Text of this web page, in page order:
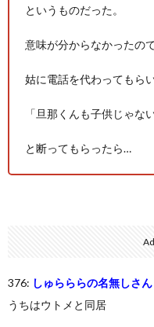
というものだった。
意味が分からなかったので
姑に電話を代わってもらい
「旦那くんも子供じゃな
と断ってもらったら…
376: しゅらららの名無しさん
うちはウトメと同居